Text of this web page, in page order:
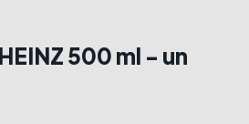
500 ml - un